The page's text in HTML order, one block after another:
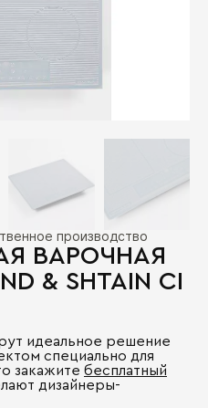
производство
ВАРОЧНАЯ
& SHTAIN CI
идеальное решение
специально для
закажите бесплатный
дизайнеры-